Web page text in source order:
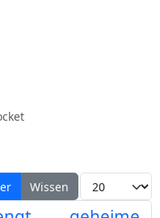
Wissen Toon #